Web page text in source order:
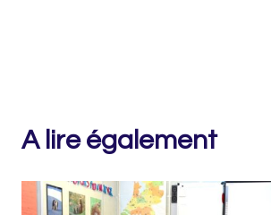
A lire également